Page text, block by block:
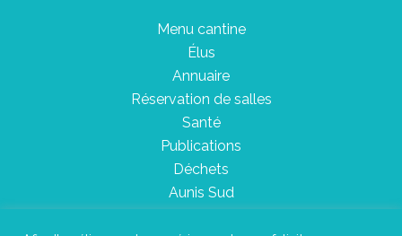
Menu cantine
Élus
Annuaire
Réservation de salles
Santé
Publications
Déchets
Aunis Sud